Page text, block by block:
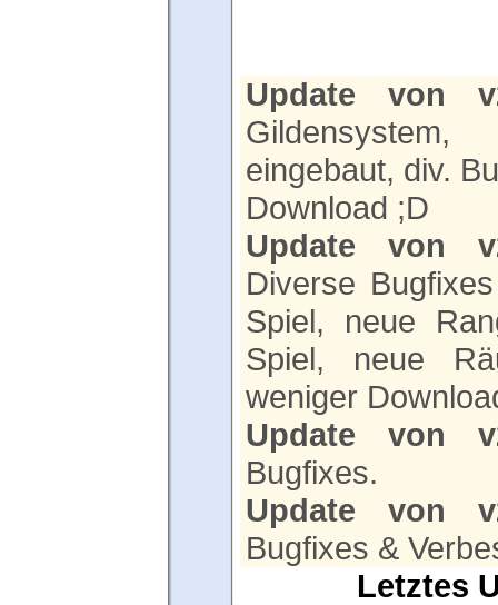
Update von
Gildensystem,
eingebaut, div.
Download ;D
Update von
Diverse
Spiel, neue
Spiel, neue
weniger
Update von
Bugfixes.
Update von
Bugfixes &
Letztes